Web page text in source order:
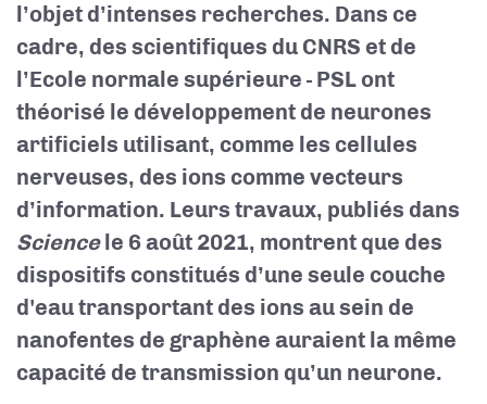
l’objet d’intenses recherches. Dans ce
cadre, des scientifiques du CNRS et de
l’Ecole normale supérieure - PSL ont
théorisé le développement de neurones
artificiels utilisant, comme les cellules
nerveuses, des ions comme vecteurs
d’information. Leurs travaux, publiés dans
Sciencele 6 août 2021, montrent que des
dispositifs constitués d’une seule couche
d'eau transportant des ions au sein de
nanofentes de graphène auraient la même
capacité de transmission qu’un neurone.